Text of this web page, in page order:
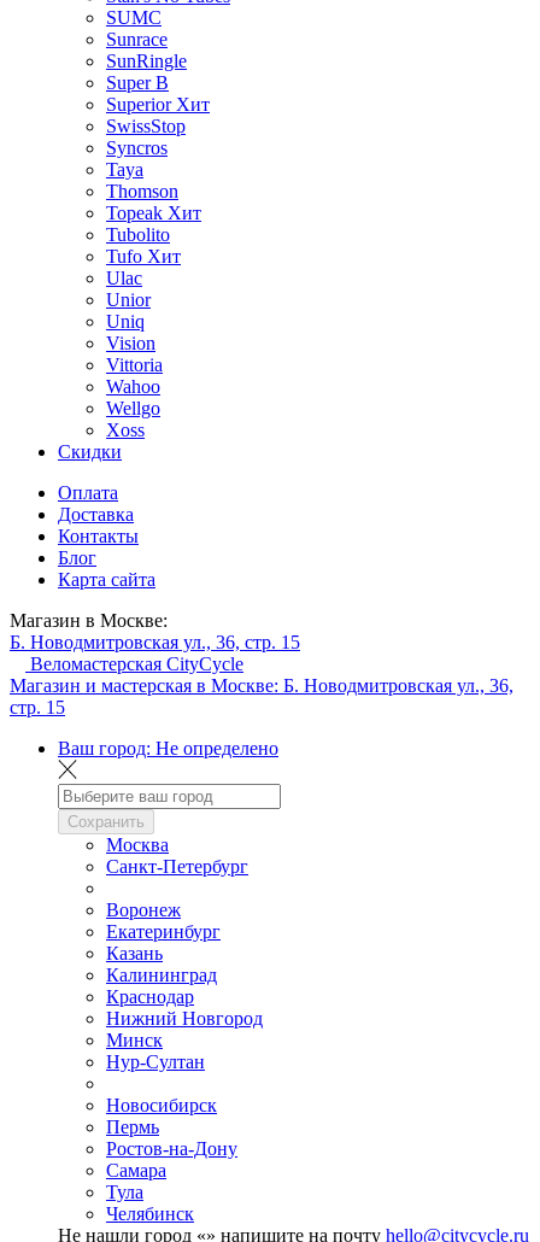
SUMC
Sunrace
SunRingle
Super B
Superior Хит
SwissStop
Syncros
Taya
Thomson
Topeak Хит
Tubolito
Tufo Хит
Ulac
Unior
Uniq
Vision
Vittoria
Wahoo
Wellgo
Xoss
Скидки
Оплата
Доставка
Контакты
Блог
Карта сайта
Магазин в Москве:
Б. Новодмитровская ул., 36, стр. 15
Веломастерская CityCycle
Магазин и мастерская в Москве: Б. Новодмитровская ул., 36,
стр. 15
Ваш город: Не определено
Сохранить
Москва
Санкт-Петербург
Воронеж
Екатеринбург
Казань
Калининград
Краснодар
Нижний Новгород
Минск
Нур-Султан
Новосибирск
Пермь
Ростов-на-Дону
Самара
Тула
Челябинск
Не нашли город «» напишите на почту hello@citycycle.ru